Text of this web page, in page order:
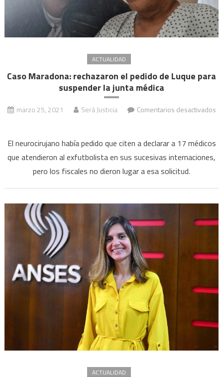
ACTUALIDAD
Caso Maradona: rechazaron el pedido de Luque para
suspender la junta médica
marzo 25, 2021 Será Justicia
Comentarios desactivados
Maradona:
rechazaron
el
Luque
para
suspender
la
junta
médica
El neurocirujano había pedido que citen a declarar a 17 médicos
que atendieron al exfutbolista en sus sucesivas internaciones,
pero los fiscales no dieron lugar a esa solicitud.
ACTUALIDAD